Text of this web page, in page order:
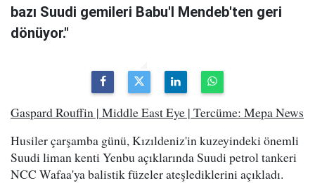
bazı Suudi gemileri Babu'l Mendeb'ten geri
dönüyor."
Gaspard Rouffin | Middle East Eye | Tercüme: Mepa News
Husiler çarşamba günü, Kızıldeniz'in kuzeyindeki önemli
Suudi liman kenti Yenbu açıklarında Suudi petrol tankeri
NCC Wafaa'ya balistik füzeler ateşlediklerini açıkladı.